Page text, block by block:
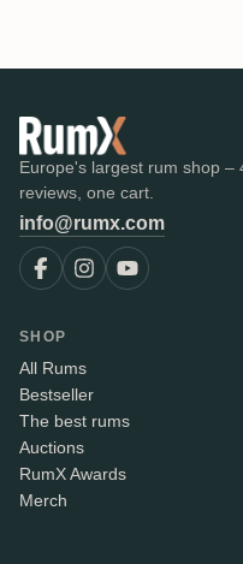
Europe's largest rum shop –
reviews, one cart.
info@rumx.com
SHOP
All Rums
Bestseller
The best rums
Auctions
RumX Awards
Merch